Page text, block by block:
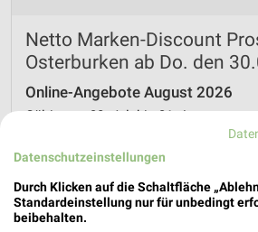
Netto Marken-Discount
Osterburken ab Do. den
Online-Angebote August 2026
Gültig von 30. Jul. bis 31. Aug.
PROSPEKT
Datenschutzeinstellungen
Durch Klicken auf die Schaltfläche
Standardeinstellung nur für unbedingt
beibehalten.